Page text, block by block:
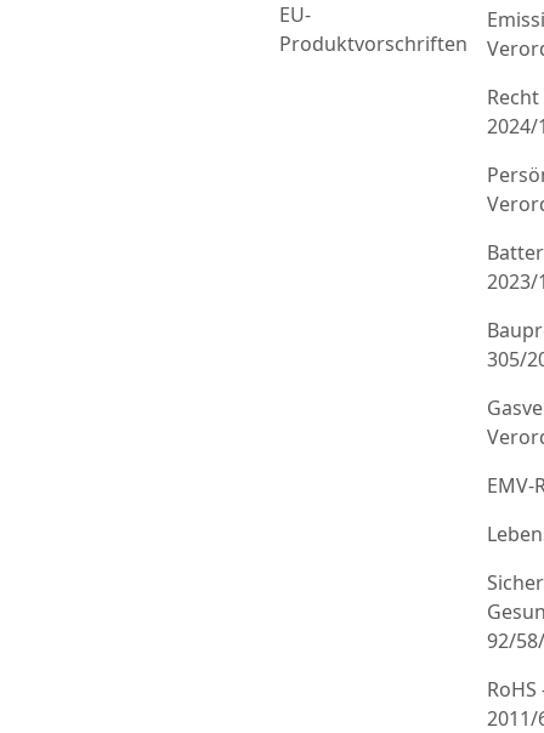
EU-
Produktvorschriften
2024/
2023/
305/
EMV-
92/
2011/